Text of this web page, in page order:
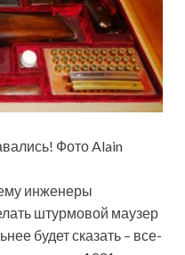
Фото Alain
инженеры
штурмовой маузер
будет сказать – все-